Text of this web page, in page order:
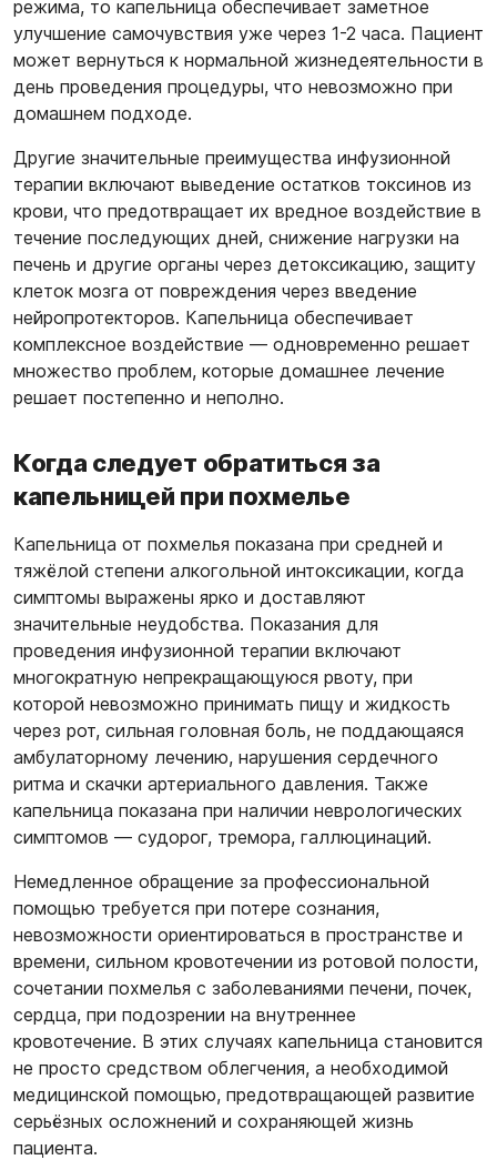
режима, то капельница обеспечивает заметное
улучшение самочувствия уже через 1-2 часа. Пациент
может вернуться к нормальной жизнедеятельности в
день проведения процедуры, что невозможно при
домашнем подходе.
Другие значительные преимущества инфузионной
терапии включают выведение остатков токсинов из
крови, что предотвращает их вредное воздействие в
течение последующих дней, снижение нагрузки на
печень и другие органы через детоксикацию, защиту
клеток мозга от повреждения через введение
нейропротекторов. Капельница обеспечивает
комплексное воздействие — одновременно решает
множество проблем, которые домашнее лечение
решает постепенно и неполно.
Когда следует обратиться за
капельницей при похмелье
Капельница от похмелья показана при средней и
тяжёлой степени алкогольной интоксикации, когда
симптомы выражены ярко и доставляют
значительные неудобства. Показания для
проведения инфузионной терапии включают
многократную непрекращающуюся рвоту, при
которой невозможно принимать пищу и жидкость
через рот, сильная головная боль, не поддающаяся
амбулаторному лечению, нарушения сердечного
ритма и скачки артериального давления. Также
капельница показана при наличии неврологических
симптомов — судорог, тремора, галлюцинаций.
Немедленное обращение за профессиональной
помощью требуется при потере сознания,
невозможности ориентироваться в пространстве и
времени, сильном кровотечении из ротовой полости,
сочетании похмелья с заболеваниями печени, почек,
сердца, при подозрении на внутреннее
кровотечение. В этих случаях капельница становится
не просто средством облегчения, а необходимой
медицинской помощью, предотвращающей развитие
серьёзных осложнений и сохраняющей жизнь
пациента.